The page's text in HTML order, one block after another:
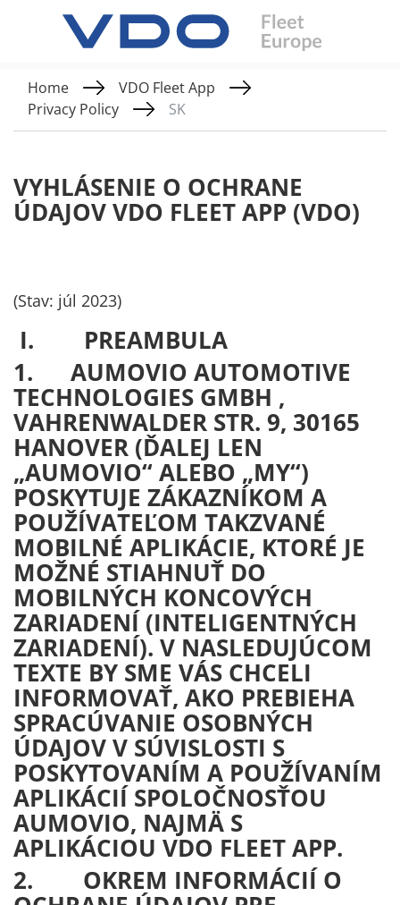
Home
VDO Fleet App
Privacy Policy
SK
VYHLÁSENIE O OCHRANE
ÚDAJOV VDO FLEET APP (VDO)
(Stav: júl 2023)
I. PREAMBULA
1. AUMOVIO AUTOMOTIVE
TECHNOLOGIES GMBH ,
VAHRENWALDER STR. 9, 30165
HANOVER (ĎALEJ LEN
„AUMOVIO“ ALEBO „MY“)
POSKYTUJE ZÁKAZNÍKOM A
POUŽÍVATEĽOM TAKZVANÉ
MOBILNÉ APLIKÁCIE, KTORÉ JE
MOŽNÉ STIAHNUŤ DO
MOBILNÝCH KONCOVÝCH
ZARIADENÍ (INTELIGENTNÝCH
ZARIADENÍ). V NASLEDUJÚCOM
TEXTE BY SME VÁS CHCELI
INFORMOVAŤ, AKO PREBIEHA
SPRACÚVANIE OSOBNÝCH
ÚDAJOV V SÚVISLOSTI S
POSKYTOVANÍM A POUŽÍVANÍM
APLIKÁCIÍ SPOLOČNOSŤOU
AUMOVIO, NAJMÄ S
APLIKÁCIOU VDO FLEET APP.
2. OKREM INFORMÁCIÍ O